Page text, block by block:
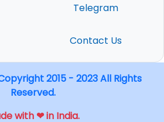
Telegram
Contact Us
2015 - 2023 All Rights
Reserved.
with ❤ in India.